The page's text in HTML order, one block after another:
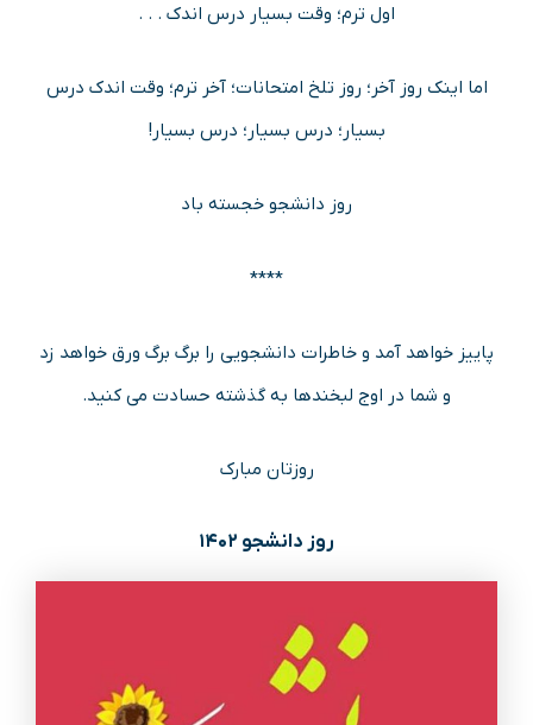
اول ترم؛ وقت بسیار درس اندک . . .
اما اینک روز آخر؛ روز تلخ امتحانات؛ آخر ترم؛ وقت اندک درس
بسیار؛ درس بسیار؛ درس بسیار!
روز دانشجو خجسته باد
****
پاییز خواهد آمد و خاطرات دانشجویی را برگ برگ ورق خواهد زد
و شما در اوج لبخندها به گذشته حسادت می کنید.
روزتان مبارک
روز دانشجو ۱۴۰۲